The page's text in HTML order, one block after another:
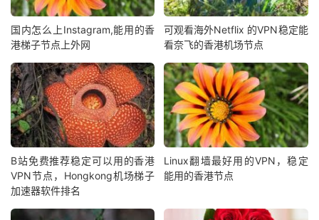
国内怎么上Instagram,能用的香
港梯子节点上外网
可观看海外Netflix 的VPN稳定能
看奈飞的香港机场节点
B站免费推荐稳定可以用的香港
VPN节点，Hongkong机场梯子
加速器软件排名
Linux翻墙最好用的VPN，稳定
能用的香港节点